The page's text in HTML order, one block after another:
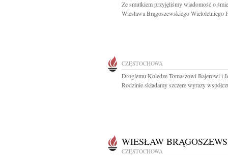
Ze smutkiem przyjęliśmy wiadomość o
Wiesława Brągoszewskiego Wieloletniego
CZĘSTOCHOWA
Drogiemu Koledze Tomaszowi Bajerowi i
Rodzinie składamy szczere wyrazy
WIESŁAW
CZĘSTOCHOWA